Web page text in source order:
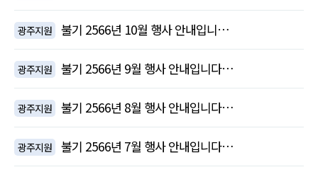
광주지원 불기 2566년 10월 행사 안내입니…
광주지원 불기 2566년 9월 행사 안내입니다…
광주지원 불기 2566년 8월 행사 안내입니다…
광주지원 불기 2566년 7월 행사 안내입니다…